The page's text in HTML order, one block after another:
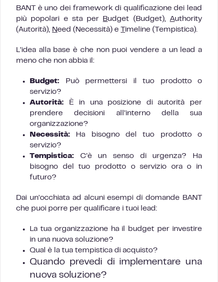
BANT è uno dei framework di qualificazione dei lead
più popolari e sta per
Budget (Budget),Authority
(Autorità), Need (Necessità) e imeline (Tempistica).
L’idea alla base è che non puoi vendere a un lead a
meno che non abbia il:
Budget: Può permettersi il tuo prodotto o
servizio?
Autorità: È in una posizione di autorità per
prendere decisioni all’interno della sua
organizzazione?
Necessità: Ha bisogno del tuo prodotto o
servizio?
Tempistica: C’è un senso di urgenza? Ha
bisogno del tuo prodotto o servizio ora o in
futuro?
Dai un’occhiata ad alcuni esempi di domande BANT
che puoi porre per qualificare i tuoi lead:
La tua organizzazione ha il budget per investire
in una nuova soluzione?
Qual è la tua tempistica di acquisto?
Quando prevedi di implementare una
nuova soluzione?